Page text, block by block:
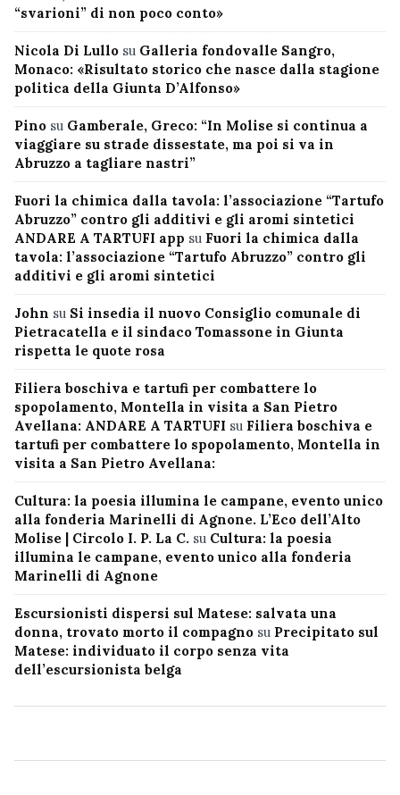
“svarioni” di non poco conto»
Nicola Di Lullo su Galleria fondovalle Sangro,
Monaco: «Risultato storico che nasce dalla stagione
politica della Giunta D’Alfonso»
Pino su Gamberale, Greco: “In Molise si continua a
viaggiare su strade dissestate, ma poi si va in
Abruzzo a tagliare nastri”
Fuori la chimica dalla tavola: l’associazione “Tartufo
Abruzzo” contro gli additivi e gli aromi sintetici
ANDARE A TARTUFI app su Fuori la chimica dalla
tavola: l’associazione “Tartufo Abruzzo” contro gli
additivi e gli aromi sintetici
John su Si insedia il nuovo Consiglio comunale di
Pietracatella e il sindaco Tomassone in Giunta
rispetta le quote rosa
Filiera boschiva e tartufi per combattere lo
spopolamento, Montella in visita a San Pietro
Avellana: ANDARE A TARTUFI su Filiera boschiva e
tartufi per combattere lo spopolamento, Montella in
visita a San Pietro Avellana:
Cultura: la poesia illumina le campane, evento unico
alla fonderia Marinelli di Agnone. L’Eco dell’Alto
Molise | Circolo I. P. La C. su Cultura: la poesia
illumina le campane, evento unico alla fonderia
Marinelli di Agnone
Escursionisti dispersi sul Matese: salvata una
donna, trovato morto il compagno su Precipitato sul
Matese: individuato il corpo senza vita
dell’escursionista belga